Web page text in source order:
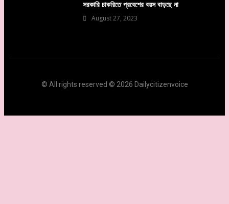
সরকারি চাকরিতে প্রবেশের বয়স বাড়ছে না
August 27, 2023
© All rights reserved © 2026 Dailycitizenvoice